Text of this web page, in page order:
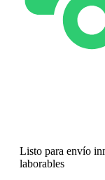
Listo para envío
laborables